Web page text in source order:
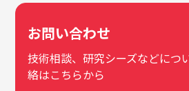
お問い合わせ
技術相談、研究シーズなどにつ
絡はこちらから